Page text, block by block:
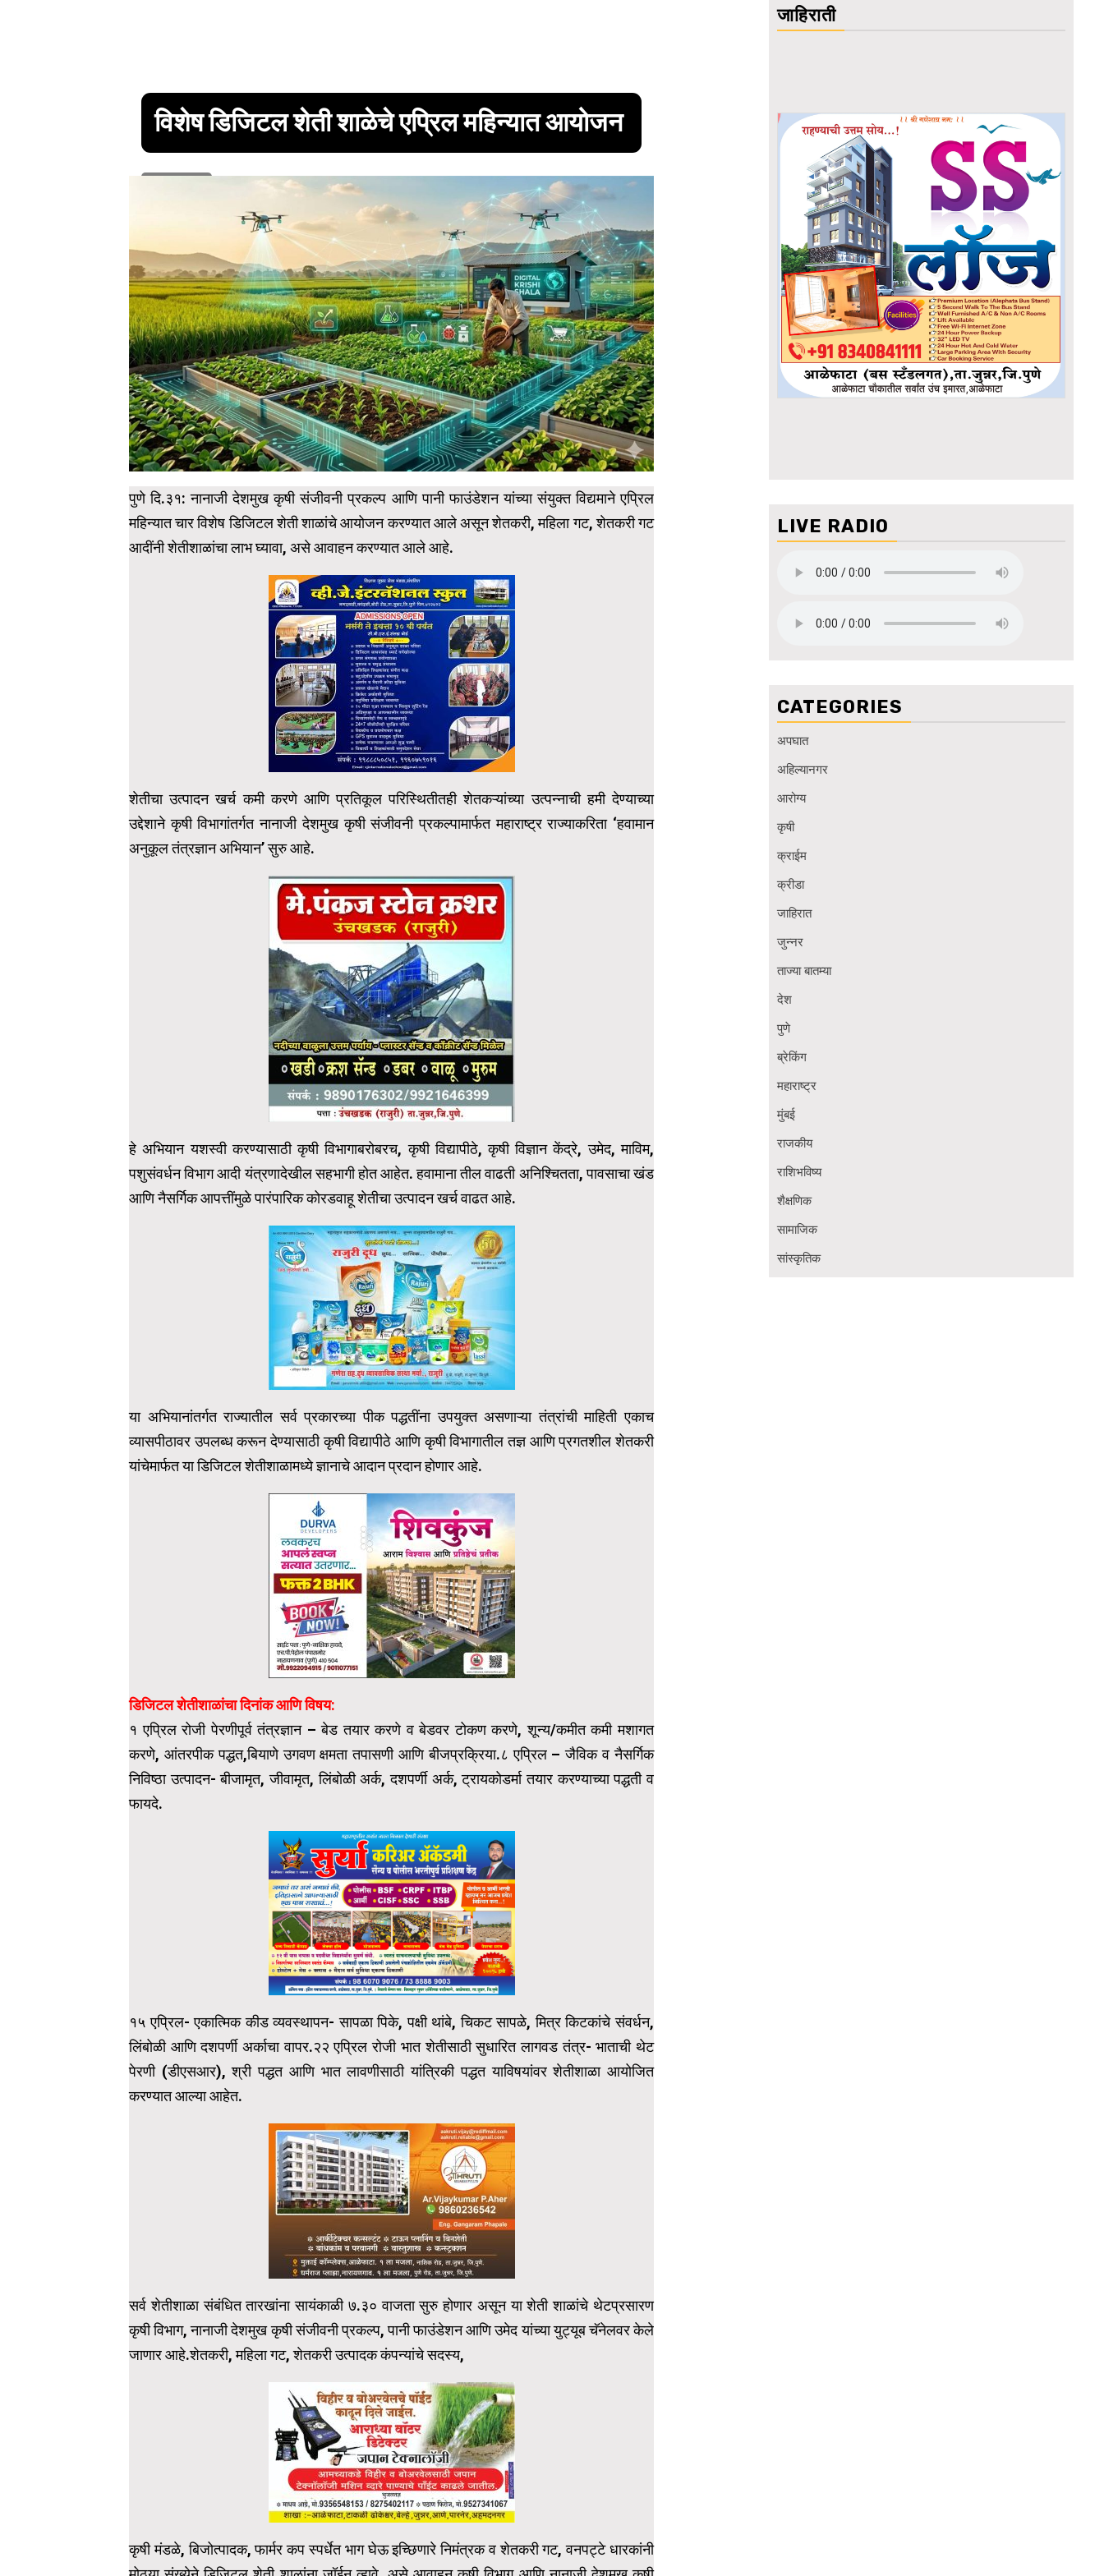
विशेष डिजिटल शेती शाळेचे एप्रिल महिन्यात आयोजन
पुणे दि.३१: नानाजी देशमुख कृषी संजीवनी प्रकल्प आणि पानी फाउंडेशन यांच्या संयुक्त विद्यमाने एप्रिल
महिन्यात चार विशेष डिजिटल शेती शाळांचे आयोजन करण्यात आले असून शेतकरी, महिला गट, शेतकरी गट
आदींनी शेतीशाळांचा लाभ घ्यावा, असे आवाहन करण्यात आले आहे.
शेतीचा उत्पादन खर्च कमी करणे आणि प्रतिकूल परिस्थितीतही शेतकऱ्यांच्या उत्पन्नाची हमी देण्याच्या
उद्देशाने कृषी विभागांतर्गत नानाजी देशमुख कृषी संजीवनी प्रकल्पामार्फत महाराष्ट्र राज्याकरिता ‘हवामान
अनुकूल तंत्रज्ञान अभियान’ सुरु आहे.
हे अभियान यशस्वी करण्यासाठी कृषी विभागाबरोबरच, कृषी विद्यापीठे, कृषी विज्ञान केंद्रे, उमेद, माविम,
पशुसंवर्धन विभाग आदी यंत्रणादेखील सहभागी होत आहेत. हवामाना तील वाढती अनिश्चितता, पावसाचा खंड
आणि नैसर्गिक आपत्तींमुळे पारंपारिक कोरडवाहू शेतीचा उत्पादन खर्च वाढत आहे.
या अभियानांतर्गत राज्यातील सर्व प्रकारच्या पीक पद्धतींना उपयुक्त असणाऱ्या तंत्रांची माहिती एकाच
व्यासपीठावर उपलब्ध करून देण्यासाठी कृषी विद्यापीठे आणि कृषी विभागातील तज्ञ आणि प्रगतशील शेतकरी
यांचेमार्फत या डिजिटल शेतीशाळामध्ये ज्ञानाचे आदान प्रदान होणार आहे.
डिजिटल शेतीशाळांचा दिनांक आणि विषय:
१ एप्रिल रोजी पेरणीपूर्व तंत्रज्ञान – बेड तयार करणे व बेडवर टोकण करणे, शून्य/कमीत कमी मशागत
करणे, आंतरपीक पद्धत,बियाणे उगवण क्षमता तपासणी आणि बीजप्रक्रिया.८ एप्रिल – जैविक व नैसर्गिक
निविष्ठा उत्पादन- बीजामृत, जीवामृत, लिंबोळी अर्क, दशपर्णी अर्क, ट्रायकोडर्मा तयार करण्याच्या पद्धती व
फायदे.
१५ एप्रिल- एकात्मिक कीड व्यवस्थापन- सापळा पिके, पक्षी थांबे, चिकट सापळे, मित्र किटकांचे संवर्धन,
लिंबोळी आणि दशपर्णी अर्काचा वापर.२२ एप्रिल रोजी भात शेतीसाठी सुधारित लागवड तंत्र- भाताची थेट
पेरणी (डीएसआर), श्री पद्धत आणि भात लावणीसाठी यांत्रिकी पद्धत याविषयांवर शेतीशाळा आयोजित
करण्यात आल्या आहेत.
सर्व शेतीशाळा संबंधित तारखांना सायंकाळी ७.३० वाजता सुरु होणार असून या शेती शाळांचे थेटप्रसारण
कृषी विभाग, नानाजी देशमुख कृषी संजीवनी प्रकल्प, पानी फाउंडेशन आणि उमेद यांच्या युट्यूब चॅनेलवर केले
जाणार आहे.शेतकरी, महिला गट, शेतकरी उत्पादक कंपन्यांचे सदस्य,
कृषी मंडळे, बिजोत्पादक, फार्मर कप स्पर्धेत भाग घेऊ इच्छिणारे निमंत्रक व शेतकरी गट, वनपट्टे धारकांनी
जाहिराती
LIVE RADIO
CATEGORIES
अपघात
अहिल्यानगर
आरोग्य
कृषी
क्राईम
क्रीडा
जाहिरात
जुन्नर
ताज्या बातम्या
देश
पुणे
ब्रेकिंग
महाराष्ट्र
मुंबई
राजकीय
राशिभविष्य
शैक्षणिक
सामाजिक
सांस्कृतिक